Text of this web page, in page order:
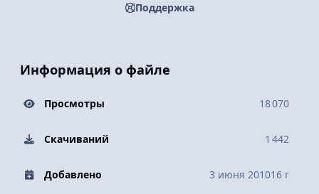
Поддержка
Информация о файле
Просмотры 18 070
Скачиваний 1 442
Добавлено 3 июня 201016 г